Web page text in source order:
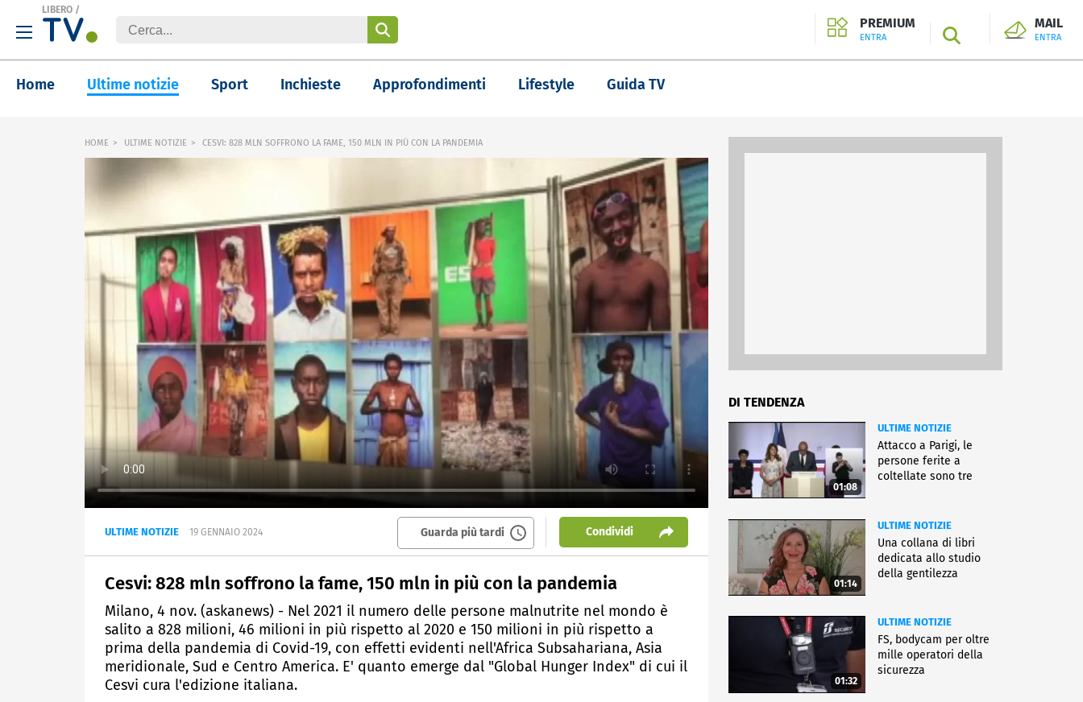
LIBERO /
PREMIUM
ENTRA SEARCH
MAIL
ENTRA
Home Ultime notizie Sport Inchieste Approfondimenti Lifestyle Guida TV
HOME ULTIME NOTIZIE CESVI: 828 MLN SOFFRONO LA FAME, 150 MLN IN PIÙ CON LA PANDEMIA
ULTIME NOTIZIE 19 GENNAIO 2024 Guarda più tardi Condividi
Cesvi: 828 mln soffrono la fame, 150 mln in più con la pandemia
Milano, 4 nov. (askanews) - Nel 2021 il numero delle persone malnutrite nel mondo è
salito a 828 milioni, 46 milioni in più rispetto al 2020 e 150 milioni in più rispetto a
prima della pandemia di Covid-19, con effetti evidenti nell'Africa Subsahariana, Asia
meridionale, Sud e Centro America. E' quanto emerge dal "Global Hunger Index" di cui il
Cesvi cura l'edizione italiana.
DI TENDENZA
01:08
ULTIME NOTIZIE
Attacco a Parigi, le
persone ferite a
coltellate sono tre
01:14
ULTIME NOTIZIE
Una collana di libri
dedicata allo studio
della gentilezza
01:32
ULTIME NOTIZIE
FS, bodycam per oltre
mille operatori della
sicurezza